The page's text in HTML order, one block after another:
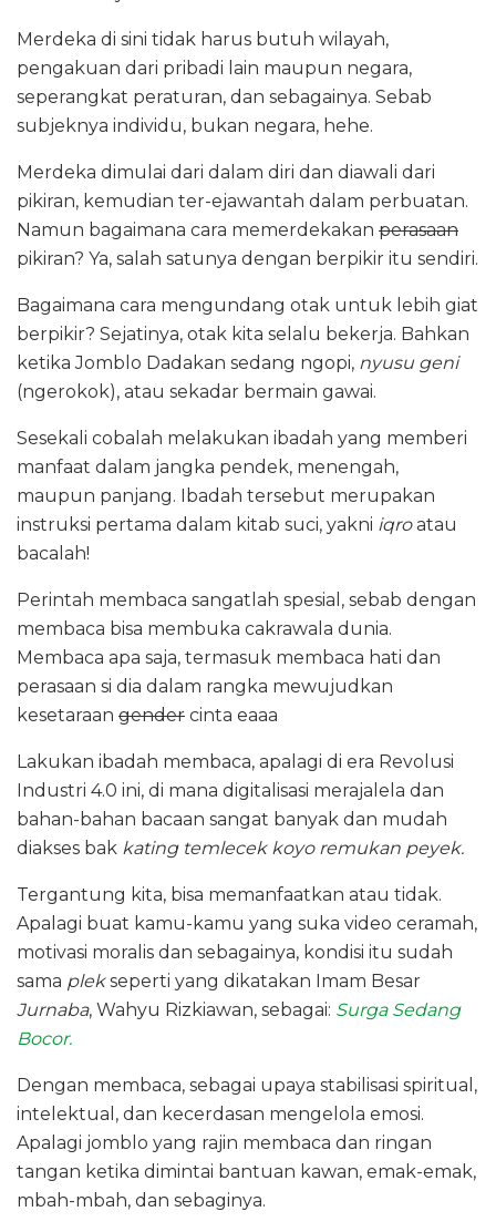
Merdeka di sini tidak harus butuh wilayah,
pengakuan dari pribadi lain maupun negara,
seperangkat peraturan, dan sebagainya. Sebab
subjeknya individu, bukan negara, hehe.
Merdeka dimulai dari dalam diri dan diawali dari
pikiran, kemudian ter-ejawantah dalam perbuatan.
Namun bagaimana cara memerdekakan perasaan
pikiran? Ya, salah satunya dengan berpikir itu sendiri.
Bagaimana cara mengundang otak untuk lebih giat
berpikir? Sejatinya, otak kita selalu bekerja. Bahkan
ketika Jomblo Dadakan sedang ngopi, nyusu geni
(ngerokok), atau sekadar bermain gawai.
Sesekali cobalah melakukan ibadah yang memberi
manfaat dalam jangka pendek, menengah,
maupun panjang. Ibadah tersebut merupakan
instruksi pertama dalam kitab suci, yakni iqroatau
bacalah!
Perintah membaca sangatlah spesial, sebab dengan
membaca bisa membuka cakrawala dunia.
Membaca apa saja, termasuk membaca hati dan
perasaan si dia dalam rangka mewujudkan
kesetaraan gender cinta eaaa
Lakukan ibadah membaca, apalagi di era Revolusi
Industri 4.0 ini, di mana digitalisasi merajalela dan
bahan-bahan bacaan sangat banyak dan mudah
diakses bak kating temlecek koyo remukan peyek.
Tergantung kita, bisa memanfaatkan atau tidak.
Apalagi buat kamu-kamu yang suka video ceramah,
motivasi moralis dan sebagainya, kondisi itu sudah
sama plekseperti yang dikatakan Imam Besar
Jurnaba, Wahyu Rizkiawan, sebagai: Surga Sedang
Bocor.
Dengan membaca, sebagai upaya stabilisasi spiritual,
intelektual, dan kecerdasan mengelola emosi.
Apalagi jomblo yang rajin membaca dan ringan
tangan ketika dimintai bantuan kawan, emak-emak,
mbah-mbah, dan sebaginya.